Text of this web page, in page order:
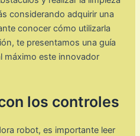
considerando adquirir una
conocer cómo utilizarla
te presentamos una guía
máximo este innovador
los controles
robot, es importante leer